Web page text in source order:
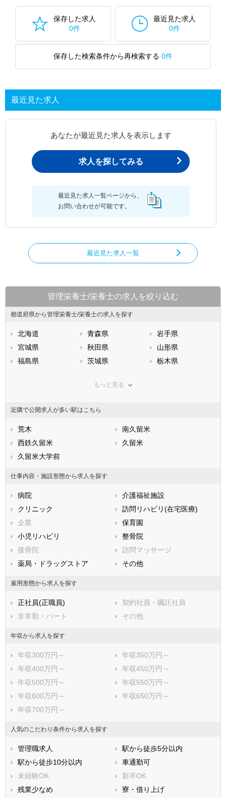
保存した求人
0件
最近見た求人
0件
保存した検索条件から再検索する 0件
最近見た求人
あなたが最近見た求人を表示します
求人を探してみる
最近見た求人一覧ページから、
お問い合わせが可能です。
最近見た求人一覧
管理栄養士/栄養士の求人を絞り込む
都道府県から管理栄養士/栄養士の求人を探す
北海道 青森県
岩手県
宮城県
秋田県
山形県
福島県
茨城県
栃木県
神奈川県
石川県
福井県
静岡県
滋賀県
兵庫県
香川県
高知県
福岡県
長崎県
熊本県
鹿児島県
もっと見る
近隣で公開求人が多い駅はこちら
荒木
南久留米
西鉄久留米
久留米
久留米大学前
仕事内容・施設形態から求人を探す
病院
介護福祉施設
クリニック
訪問リハビリ(在宅医療)
企業
保育園
小児リハビリ
整骨院
接骨院
訪問マッサージ
薬局・ドラッグストア
その他
雇用形態から求人を探す
正社員(正職員)
契約社員・嘱託社員
非常勤・パート
その他
年収から求人を探す
年収300万円～
年収350万円～
年収400万円～
年収450万円～
年収500万円～
年収550万円～
年収600万円～
年収650万円～
年収700万円～
人気のこだわり条件から求人を探す
管理職求人
駅から徒歩5分以内
駅から徒歩10分以内
車通勤可
未経験OK
新卒OK
残業少なめ
寮・借り上げ